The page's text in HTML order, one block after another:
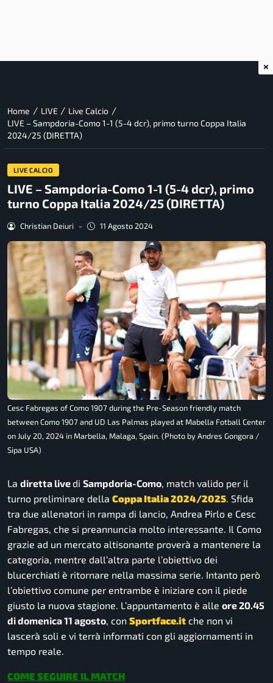
Home / LIVE / Live Calcio /
LIVE – Sampdoria-Como 1-1 (5-4 dcr), primo turno Coppa Italia
2024/25 (DIRETTA)
LIVE CALCIO
LIVE – Sampdoria-Como 1-1 (5-4 dcr), primo
turno Coppa Italia 2024/25 (DIRETTA)
Christian Deiuri - 11 Agosto 2024
Cesc Fabregas of Como 1907 during the Pre-Season friendly match
between Como 1907 and UD Las Palmas played at Mabella Fotball Center
on July 20, 2024 in Marbella, Malaga, Spain. (Photo by Andres Gongora /
Sipa USA)
La diretta live di Sampdoria-Como, match valido per il
turno preliminare della Coppa Italia 2024/2025. Sfida
tra due allenatori in rampa di lancio, Andrea Pirlo e Cesc
Fabregas, che si preannuncia molto interessante. Il Como
grazie ad un mercato altisonante proverà a mantenere la
categoria, mentre dall’altra parte l’obiettivo dei
blucerchiati è ritornare nella massima serie. Intanto però
l’obiettivo comune per entrambe è iniziare con il piede
giusto la nuova stagione. L’appuntamento è alle ore 20.45
di domenica 11 agosto, con Sportface.it che non vi
lascerà soli e vi terrà informati con gli aggiornamenti in
tempo reale.
COME SEGUIRE IL MATCH
×